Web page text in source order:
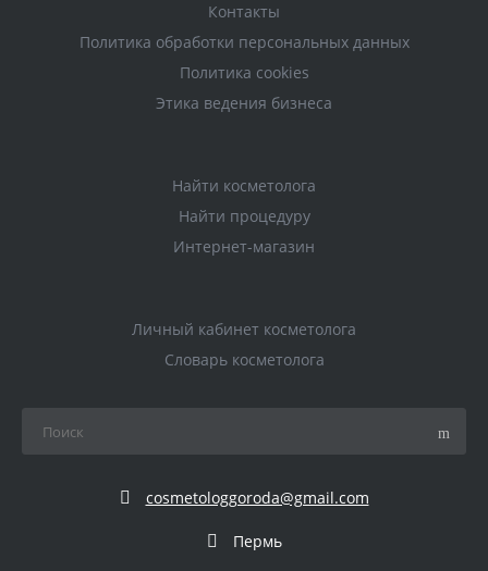
Контакты
Политика обработки персональных данных
Политика cookies
Этика ведения бизнеса
Найти косметолога
Найти процедуру
Интернет-магазин
Личный кабинет косметолога
Словарь косметолога
cosmetologgoroda@gmail.com
Пермь